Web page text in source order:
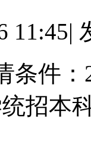
11:45|
条件
招本